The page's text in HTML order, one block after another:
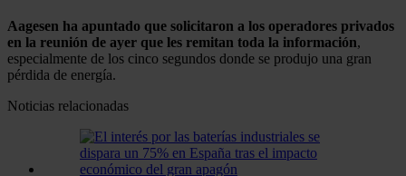
datos personales y establezca sus preferencias en la
sección de datos. Puede cambiar o retirar su
consentimiento en cualquier momento en la Declaración
Las cookies de este sitio web se usan para personalizar
el contenido y los anuncios, ofrecer funciones de redes
Aagesen ha apuntado que solicitaron a los operadores privados
en la reunión de ayer que les remitan toda la información,
especialmente de los cinco segundos donde se produjo una gran
pérdida de energía.
Noticias relacionadas